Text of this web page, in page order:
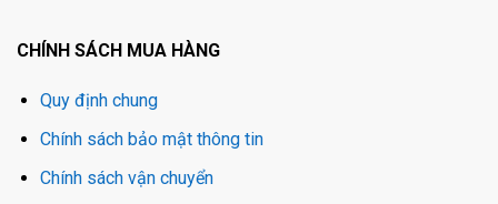
CHÍNH SÁCH MUA HÀNG
Quy định chung
Chính sách bảo mật thông tin
Chính sách vận chuyển